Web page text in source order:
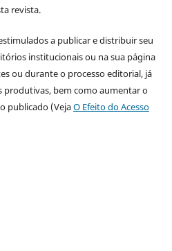
revista.
a publicar e distribuir seu
institucionais ou na sua página
ou durante o processo editorial, já
produtivas, bem como aumentar o
publicado (VejaO Efeito do Acesso